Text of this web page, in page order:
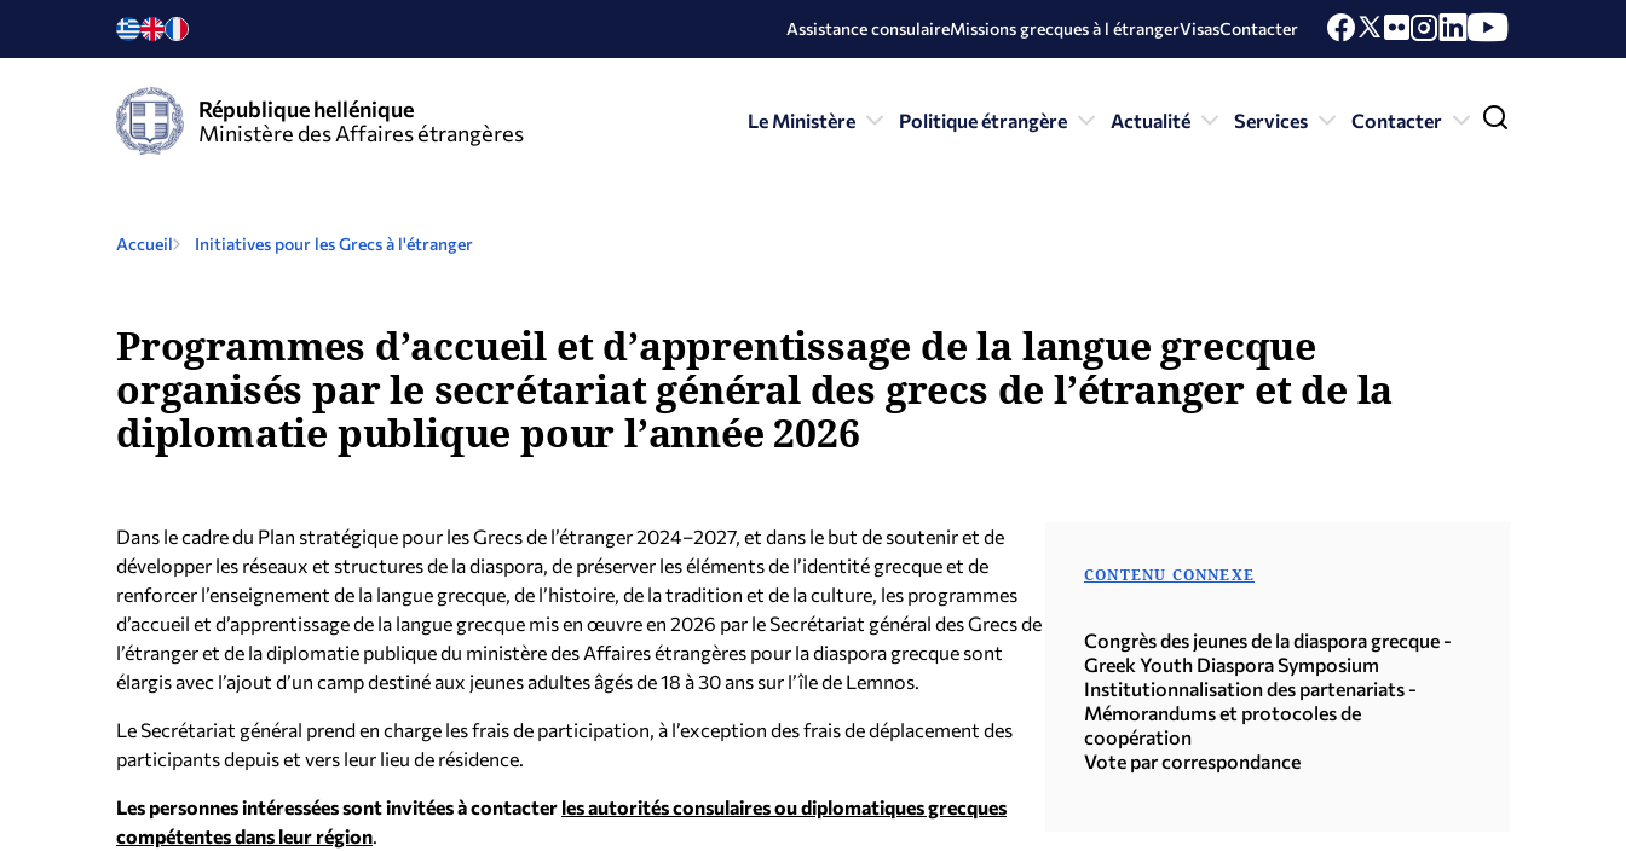
Assistance consulaireMissions grecques à l étrangerVisasContacter
République hellénique
Ministère des Affaires étrangères
Le Ministère Politique étrangère Actualité Services Contacter
Accueil Initiatives pour les Grecs à l'étranger
Programmes d’accueil et d’apprentissage de la langue grecque
organisés par le secrétariat général des grecs de l’étranger et de la
diplomatie publique pour l’année 2026
Dans le cadre du Plan stratégique pour les Grecs de l’étranger 2024–2027, et dans le but de soutenir et de
développer les réseaux et structures de la diaspora, de préserver les éléments de l’identité grecque et de
renforcer l’enseignement de la langue grecque, de l’histoire, de la tradition et de la culture, les programmes
d’accueil et d’apprentissage de la langue grecque mis en œuvre en 2026 par le Secrétariat général des Grecs de
l’étranger et de la diplomatie publique du ministère des Affaires étrangères pour la diaspora grecque sont
élargis avec l’ajout d’un camp destiné aux jeunes adultes âgés de 18 à 30 ans sur l’île de Lemnos.
Le Secrétariat général prend en charge les frais de participation, à l’exception des frais de déplacement des
participants depuis et vers leur lieu de résidence.
Les personnes intéressées sont invitées à contacter les autorités consulaires ou diplomatiques grecques
compétentes dans leur région.
CONTENU CONNEXE
Congrès des jeunes de la diaspora grecque -
Greek Youth Diaspora Symposium
Institutionnalisation des partenariats -
Mémorandums et protocoles de
coopération
Vote par correspondance